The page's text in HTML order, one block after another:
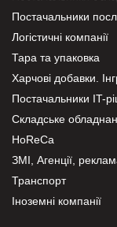
Постачальники
Логістичні компанії
Тара та упаковка
Харчові добавки.
Постачальники IT-
Складське
HoReCa
ЗМІ, Агенції,
Транспорт
Іноземні компанії